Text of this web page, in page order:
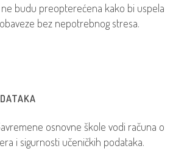
budu preopterećena kako bi uspela
bez nepotrebnog stresa.
osnovne škole vodi računa o
i sigurnosti učeničkih podataka.